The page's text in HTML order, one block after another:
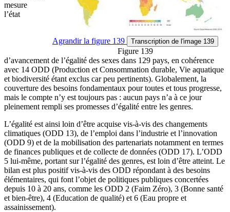
Agrandirla figure 139 Transcription de l'image 139
Figure 139
mesure
l’état
d’avancement de l’égalité des sexes dans 129 pays, en cohérence
avec 14 ODD (Production et Consommation durable, Vie aquatique
et biodiversité étant exclus car peu pertinents). Globalement, la
couverture des besoins fondamentaux pour toutes et tous progresse,
mais le compte n’y est toujours pas : aucun pays n’a à ce jour
pleinement rempli ses promesses d’égalité entre les genres.
L’égalité est ainsi loin d’être acquise vis-à-vis des changements
climatiques (ODD 13), de l’emploi dans l’industrie et l’innovation
(ODD 9) et de la mobilisation des partenariats notamment en termes
de finances publiques et de collecte de données (ODD 17). L’ODD
5 lui-même, portant sur l’égalité des genres, est loin d’être atteint. Le
bilan est plus positif vis-à-vis des ODD répondant à des besoins
élémentaires, qui font l’objet de politiques publiques concertées
depuis 10 à 20 ans, comme les ODD 2 (Faim Zéro), 3 (Bonne santé
et bien-être), 4 (Education de qualité) et 6 (Eau propre et
assainissement).